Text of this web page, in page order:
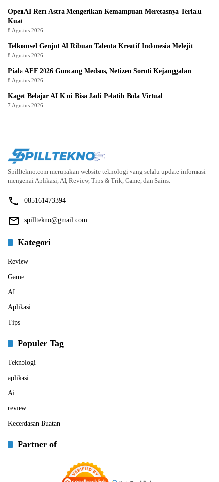
OpenAI Rem Astra Mengerikan Kemampuan Meretasnya Terlalu
Kuat
8 Agustus 2026
Telkomsel Genjot AI Ribuan Talenta Kreatif Indonesia Melejit
8 Agustus 2026
Piala AFF 2026 Guncang Medsos, Netizen Soroti Kejanggalan
8 Agustus 2026
Kaget Belajar AI Kini Bisa Jadi Pelatih Bola Virtual
7 Agustus 2026
Spilltekno.com merupakan website teknologi yang selalu update informasi
mengenai Aplikasi, AI, Review, Tips & Trik, Game, dan Sains.
085161473394
spilltekno@gmail.com
Kategori
Review
Game
AI
Aplikasi
Tips
Populer Tag
Teknologi
aplikasi
Ai
review
Kecerdasan Buatan
Partner of